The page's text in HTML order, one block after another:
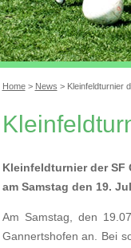
Home> News > Kleinfeldturnier
Kleinfeldturnier der SF
am Samstag den 19.
Am Samstag, den
Gannertshofen an. Bei